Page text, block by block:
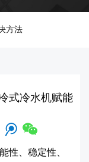
方法
式冷水机赋能
、稳定性、